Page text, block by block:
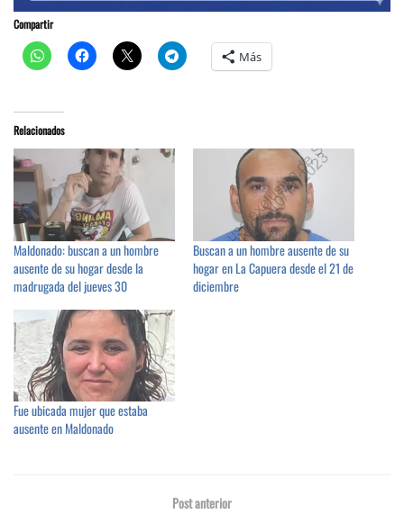
Compartir
Más
Relacionados
Maldonado: buscan a un hombre
ausente de su hogar desde la
madrugada del jueves 30
Buscan a un hombre ausente de su
hogar en La Capuera desde el 21 de
diciembre
Fue ubicada mujer que estaba
ausente en Maldonado
Post anterior